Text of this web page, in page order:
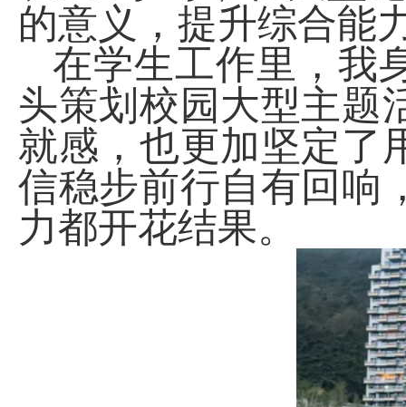
的意义，提升综合能
在学生工作里，我
头策划校园大型主题
就感，也更加坚定了
信稳步前行自有回响
力都开花结果。